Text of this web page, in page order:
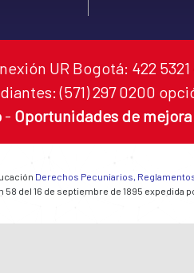
UR Bogotá: 422 5321
(571) 297 0200
- Oportunidades de mejora
Derechos Pecuniarios,
del 16 de septiembre de 1895 expedida